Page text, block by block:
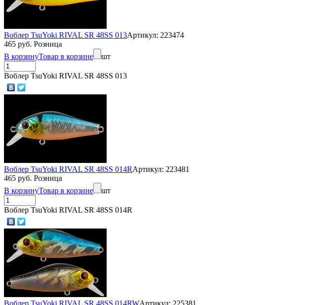
Воблер TsuYoki RIVAL SR 48SS 013Артикул: 223474
465 руб. Розница
В корзинуТовар в корзине шт
Воблер TsuYoki RIVAL SR 48SS 013
Воблер TsuYoki RIVAL SR 48SS 014RАртикул: 223481
465 руб. Розница
В корзинуТовар в корзине шт
Воблер TsuYoki RIVAL SR 48SS 014R
Воблер TsuYoki RIVAL SR 48SS 014RWАртикул: 225381